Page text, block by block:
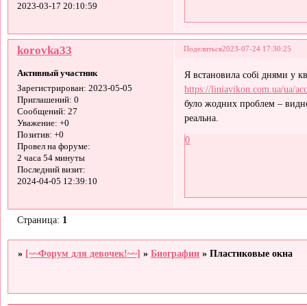
2023-03-17 20:10:59
Поделиться2023-07-24 17:30:25
korovka33
Активный участник
Зарегистрирован: 2023-05-05
Приглашений: 0
Сообщений: 27
Уважение: +0
Позитив: +0
Провел на форуме:
2 часа 54 минуты
Последний визит:
2024-04-05 12:39:10
Я встановила собі днями у
https://liniavikon.com.ua/ua/
було жодних проблем –
реальна.
0
Страница: 1
» [~~Форум для девочек!~~] »Биографии »Пластиковые окна